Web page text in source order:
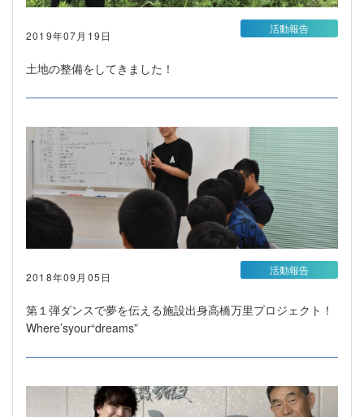
2019年07月19日
土地の整備をしてきました！
活動報告
2018年09月05日
第１弾ダンスで夢を伝える施設出身高橋万里プロジェクト！
Where’syour“dreams”
活動報告